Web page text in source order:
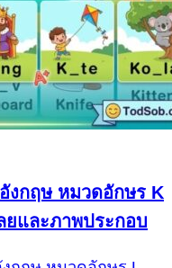
งกฤษ หมวดอักษร K
และภาพประกอบ